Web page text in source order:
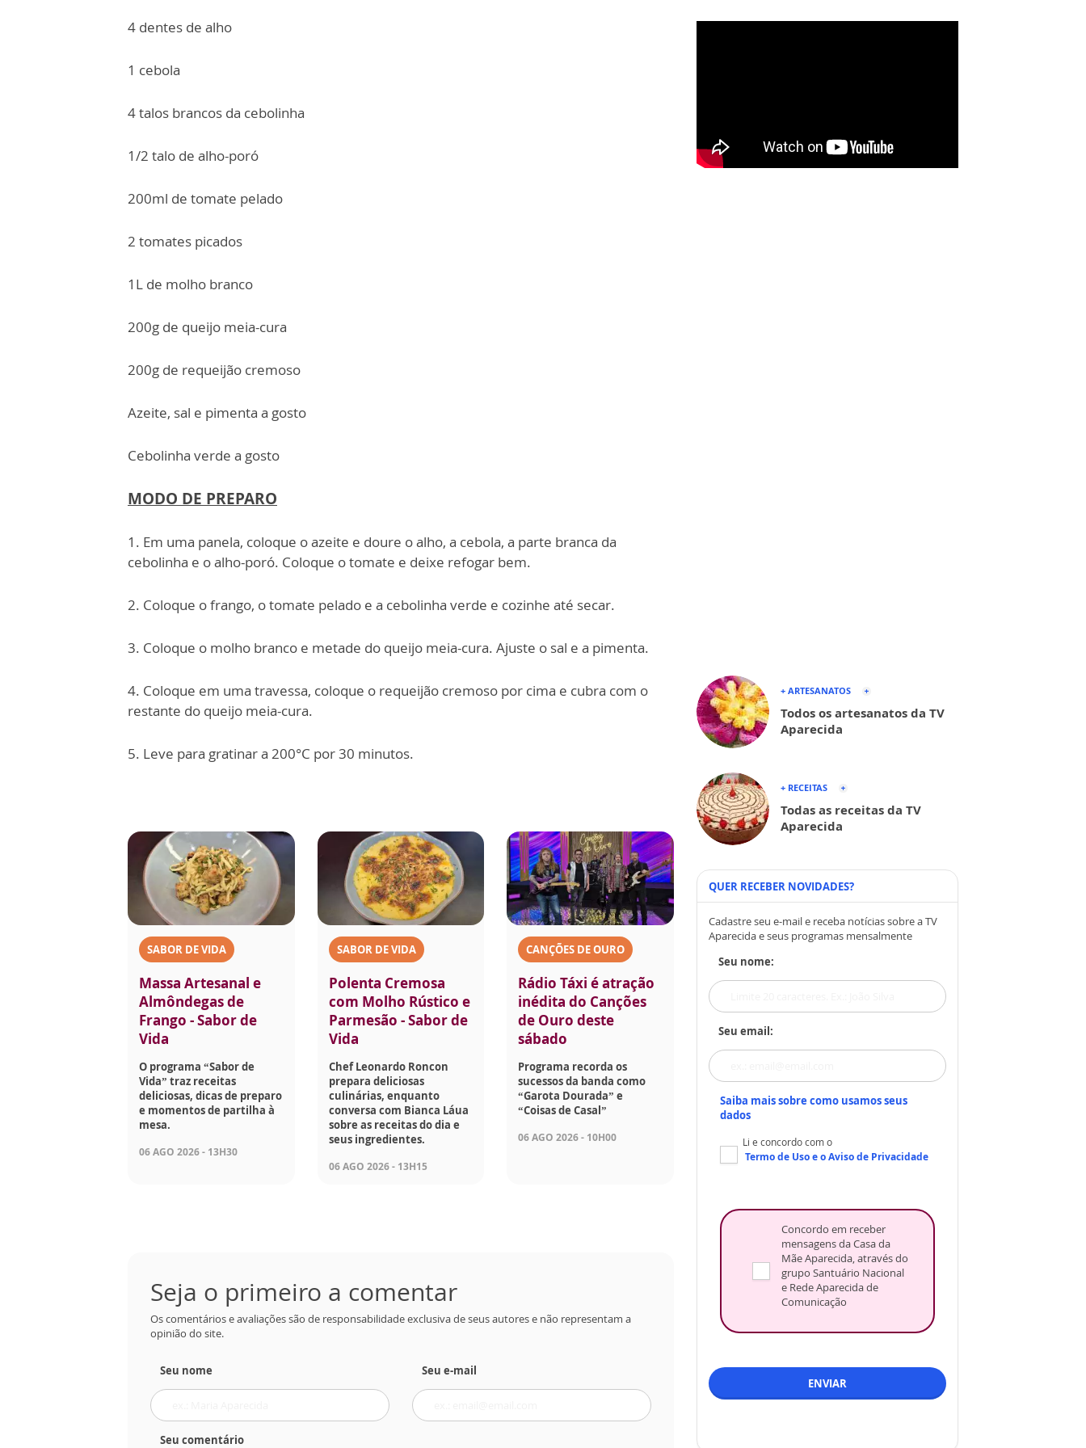
4 dentes de alho
1 cebola
4 talos brancos da cebolinha
1/2 talo de alho-poró
200ml de tomate pelado
2 tomates picados
1L de molho branco
200g de queijo meia-cura
200g de requeijão cremoso
Azeite, sal e pimenta a gosto
Cebolinha verde a gosto
MODO DE PREPARO
1. Em uma panela, coloque o azeite e doure o alho, a cebola, a parte branca da
cebolinha e o alho-poró. Coloque o tomate e deixe refogar bem.
2. Coloque o frango, o tomate pelado e a cebolinha verde e cozinhe até secar.
3. Coloque o molho branco e metade do queijo meia-cura. Ajuste o sal e a pimenta.
4. Coloque em uma travessa, coloque o requeijão cremoso por cima e cubra com o
restante do queijo meia-cura.
5. Leve para gratinar a 200°C por 30 minutos.
SABOR DE VIDA
Massa Artesanal e
Almôndegas de
Frango - Sabor de
Vida
O programa “Sabor de
Vida” traz receitas
deliciosas, dicas de preparo
e momentos de partilha à
mesa.
06 AGO 2026 - 13H30
SABOR DE VIDA
Polenta Cremosa
com Molho Rústico e
Parmesão - Sabor de
Vida
Chef Leonardo Roncon
prepara deliciosas
culinárias, enquanto
conversa com Bianca Láua
sobre as receitas do dia e
seus ingredientes.
06 AGO 2026 - 13H15
CANÇÕES DE OURO
Rádio Táxi é atração
inédita do Canções
de Ouro deste
sábado
Programa recorda os
sucessos da banda como
“Garota Dourada” e
“Coisas de Casal”
06 AGO 2026 - 10H00
Seja o primeiro a comentar
Os comentários e avaliações são de responsabilidade exclusiva de seus autores e não representam a
opinião do site.
Seu nome Seu e-mail
Seu comentário
+ ARTESANATOS
Todos os artesanatos da TV
Aparecida
+ RECEITAS
Todas as receitas da TV
Aparecida
QUER RECEBER NOVIDADES?
Cadastre seu e-mail e receba notícias sobre a TV
Aparecida e seus programas mensalmente
Seu nome:
Seu email:
Saiba mais sobre como usamos seus
dados
Li e concordo com o
Termo de Usoe oAviso de Privacidade
Concordo em receber
mensagens da Casa da
Mãe Aparecida, através do
grupo Santuário Nacional
e Rede Aparecida de
Comunicação
ENVIAR